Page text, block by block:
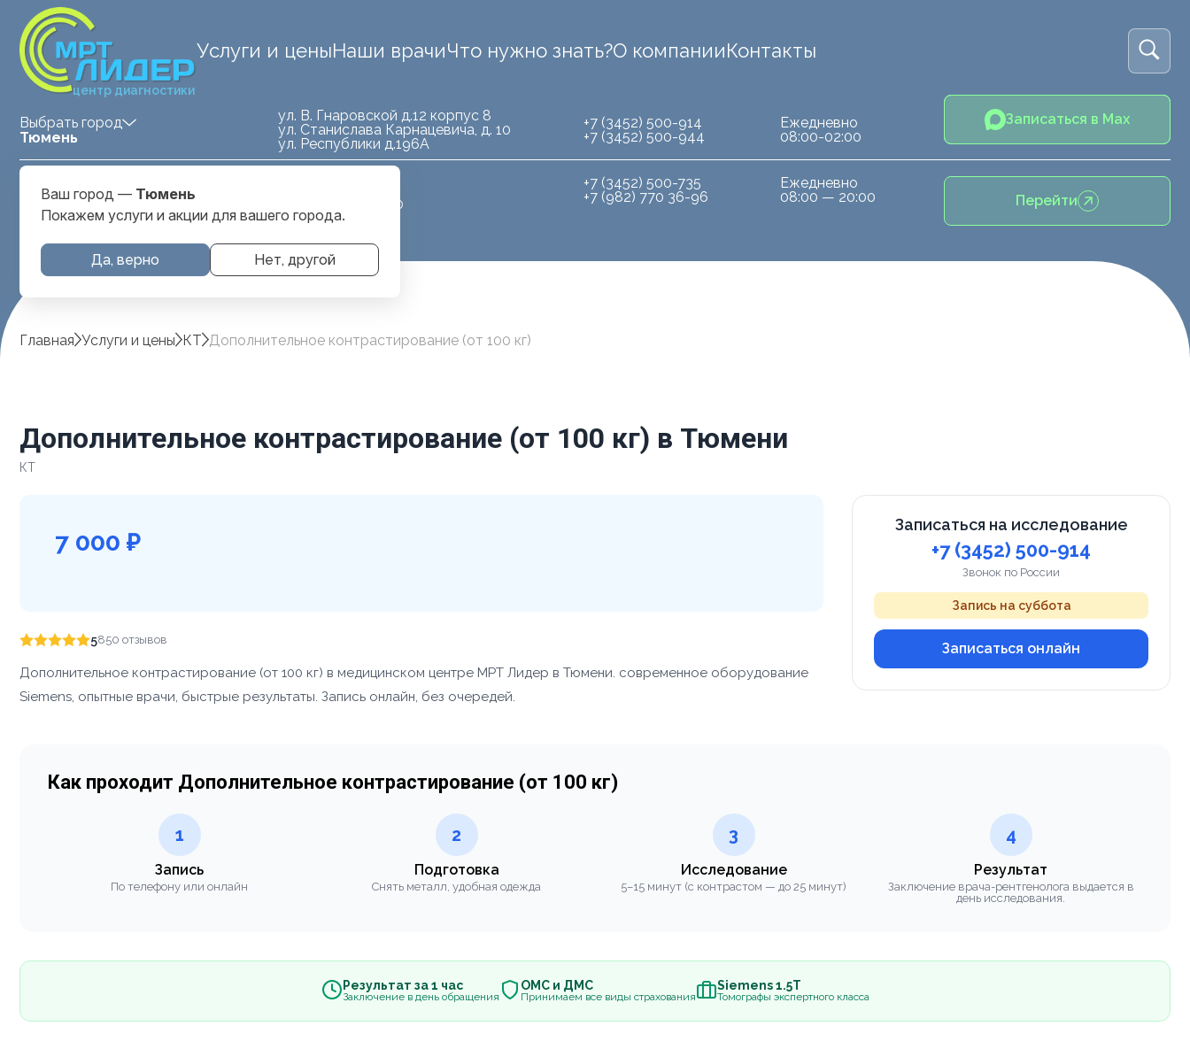
центр диагностики
Услуги и ценыНаши врачиЧто нужно знать?О компанииКонтакты
Выбрать город
Тюмень
Тюмень
ул. В. Гнаровской д.12 корпус 8
ул. Станислава Карнацевича, д. 10
ул. Республики д.196А
Карнацевича, д. 10
+7 (3452) 500-914
+7 (3452) 500-944
+7 (3452) 500-735
+7 (982) 770 36-96
Ежедневно
08:00-02:00
Ежедневно
08:00 — 20:00
Записаться в Max
Перейти
Ваш город — Тюмень
Покажем услуги и акции для вашего города.
Да, верно Нет, другой
Главная Услуги и цены КТ Дополнительное контрастирование (от 100 кг)
Дополнительное контрастирование (от 100 кг) в Тюмени
КТ
7 000 ₽
5850 отзывов
Дополнительное контрастирование (от 100 кг) в медицинском центре МРТ Лидер в Тюмени. современное оборудование
Siemens, опытные врачи, быстрые результаты. Запись онлайн, без очередей.
Записаться на исследование
+7 (3452) 500-914
Звонок по России
Запись на суббота
Записаться онлайн
Как проходит Дополнительное контрастирование (от 100 кг)
1
Запись
По телефону или онлайн
2
Подготовка
Снять металл, удобная одежда
3
Исследование
5–15 минут (с контрастом — до 25 минут)
4
Результат
Заключение врача-рентгенолога выдается в
день исследования.
Результат за 1 час
Заключение в день обращения
ОМС и ДМС
Принимаем все виды страхования
Siemens 1.5Т
Томографы экспертного класса